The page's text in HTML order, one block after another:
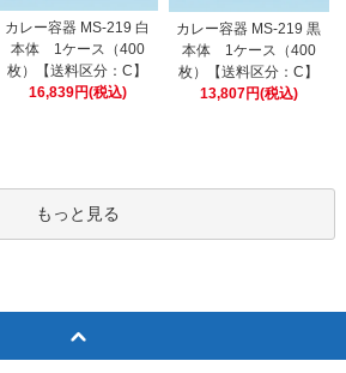
カレー容器 MS-219 白
本体 1ケース（400
枚）【送料区分：C】
16,839円(税込)
カレー容器 MS-219 黒
本体 1ケース（400
枚）【送料区分：C】
13,807円(税込)
もっと見る